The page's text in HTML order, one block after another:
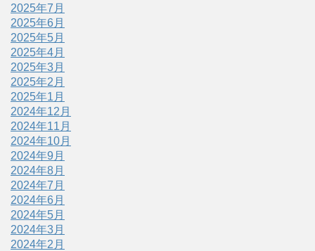
2025年7月
2025年6月
2025年5月
2025年4月
2025年3月
2025年2月
2025年1月
2024年12月
2024年11月
2024年10月
2024年9月
2024年8月
2024年7月
2024年6月
2024年5月
2024年3月
2024年2月